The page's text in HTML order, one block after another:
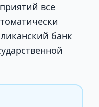
все
банк